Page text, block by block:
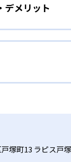
キュラム
生向けプログ
学習進捗や成
行う。
入パートと
テップで徐々
を探検しなが
を通して、プロ
くれるガイド
るシステムな
据えて本格
ホームページ
々に本格的な
策にもなる。検
知識をみにつけ
デメリット
べるストーリ
わせた学習が
た内容で、中
があるため、事
イトで公開して
塚町13 ラピス戸